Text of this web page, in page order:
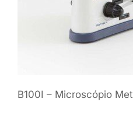
B100I – Microscópio